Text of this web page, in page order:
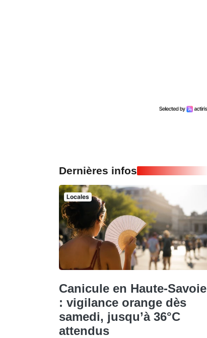
Dernières infos
Locales
Canicule en Haute-Savoie
: vigilance orange dès
samedi, jusqu’à 36°C
attendus